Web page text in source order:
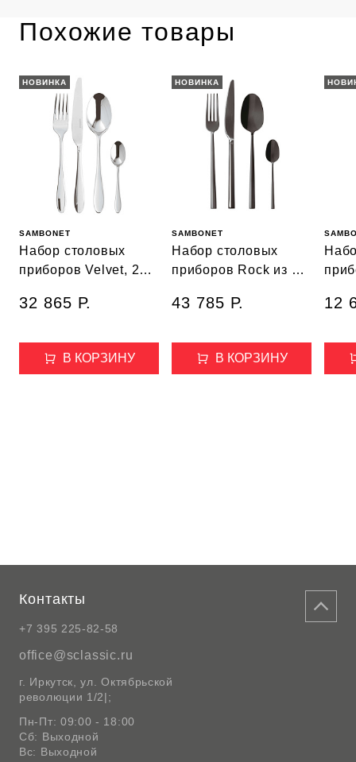
Похожие товары
НОВИНКА
SAMBONET
Набор столовых
приборов Velvet, 24
32 865 Р.
В КОРЗИНУ
НОВИНКА
SAMBONET
Набор столовых
приборов Rock из 24
43 785 Р.
В КОРЗИНУ
12
Контакты
+7 395 225-82-58
office@sclassic.ru
г. Иркутск, ул. Октябрьской
революции 1/2|;
Пн-Пт: 09:00 - 18:00
Сб: Выходной
Вс: Выходной